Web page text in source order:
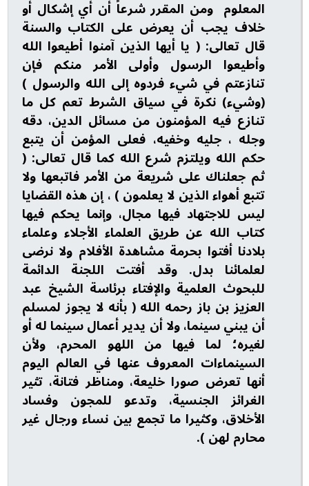
المعلوم ومن المقرر شرعاً أن أي إشكال أو
خلاف يجب أن يعرض على الكتاب والسنة
قال تعالى: ( يا أيها الذين آمنوا أطيعوا الله
وأطيعوا الرسول وأولى الأمر منكم فإن
تنازعتم في شيء فردوه إلى الله والرسول )
(وشيء) نكرة في سياق الشرط تعم كل ما
تنازع فيه المؤمنون من مسائل الدين، دقه
وجله ، جليه وخفيه، فعلى المؤمن أن يتبع
حكم الله ويلتزم شرع الله كما قال تعالى: (
ثم جعلناك على شريعة من الأمر فاتبعها ولا
تتبع أهواء الذين لا يعلمون ) ، إن هذه القضايا
ليس للاجتهاد فيها مجال، وإنما يحكم فيها
كتاب الله عن طريق العلماء الأجلاء وعلماء
بلادنا أفتوا بحرمة مشاهدة الأفلام ولا نرضى
لعلمائنا بدل. وقد أفتت اللجنة الدائمة
للبحوث العلمية والإفتاء برئاسة الشيخ عبد
العزيز بن باز رحمه الله ( بأنه لا يجوز لمسلم
أن يبني سينما، ولا أن يدير أعمال سينما له أو
لغيره؛ لما فيها من اللهو المحرم، ولأن
السينماءات المعروف عنها في العالم اليوم
أنها تعرض صورا خليعة، ومناظر فتانة، تثير
الغرائز الجنسية، وتدعو للمجون وفساد
الأخلاق، وكثيرا ما تجمع بين نساء ورجال غير
محارم لهن ).